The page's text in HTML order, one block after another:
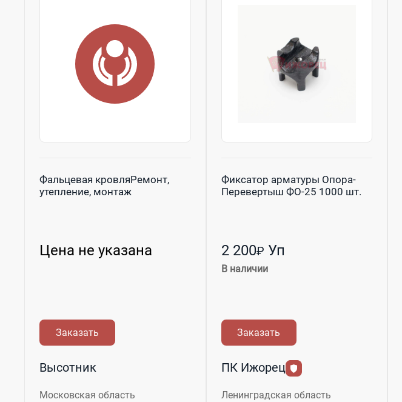
Перегружатели
Подъемники строительные, вышки, леса(1072)
Промышленные полы
Ремонт дизельных и газовых двигателей(2)
Стеклообработка - оборудование
Строительная техника и оборудование
Цементное оборудование
(18)
Фальцевая кровляРемонт,
утепление, монтаж
Цена не указана
Заказать
Высотник
Московская область
Фиксатор арматуры Опора-
Перевертыш ФО-25 1000 шт.
2 200₽ Уп
В наличии
Заказать
ПК Ижорец
Ленинградская область